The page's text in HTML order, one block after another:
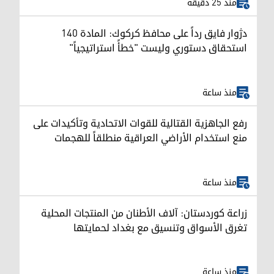
دژوار فايق رداً على محافظ كركوك: المادة 140
استحقاق دستوري وليست "خطأً استراتيجياً"
منذ ساعة
رفع الجاهزية القتالية للقوات الاتحادية وتأكيدات على
منع استخدام الأراضي العراقية منطلقاً للهجمات
منذ ساعة
زراعة كوردستان: آلاف الأطنان من المنتجات المحلية
تغرق الأسواق وتنسيق مع بغداد لحمايتها